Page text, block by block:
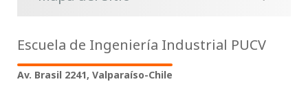
Escuela de Ingeniería Industrial PUCV
Av. Brasil 2241, Valparaíso-Chile